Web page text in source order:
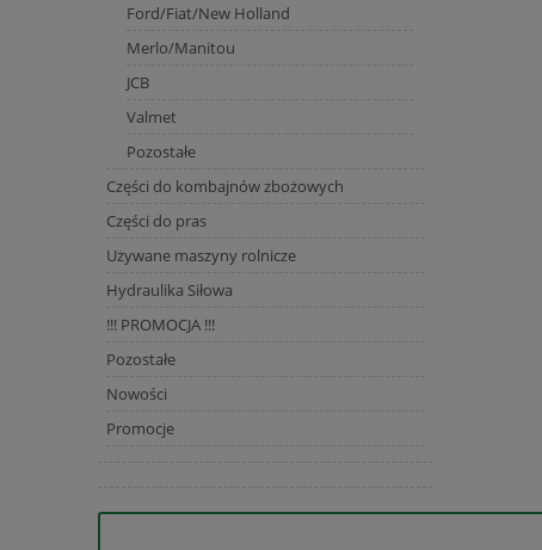
Ford/Fiat/New Holland
Merlo/Manitou
JCB
Valmet
Pozostałe
Części do kombajnów zbożowych
Części do pras
Używane maszyny rolnicze
Hydraulika Siłowa
!!! PROMOCJA !!!
Pozostałe
Nowości
Promocje